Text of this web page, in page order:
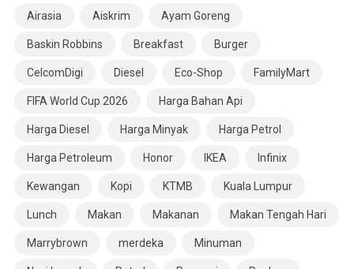
Airasia Aiskrim Ayam Goreng
Baskin Robbins Breakfast Burger
CelcomDigi Diesel Eco-Shop FamilyMart
FIFA World Cup 2026 Harga Bahan Api
Harga Diesel Harga Minyak Harga Petrol
Harga Petroleum Honor IKEA Infinix
Kewangan Kopi KTMB Kuala Lumpur
Lunch Makan Makanan Makan Tengah Hari
Marrybrown merdeka Minuman